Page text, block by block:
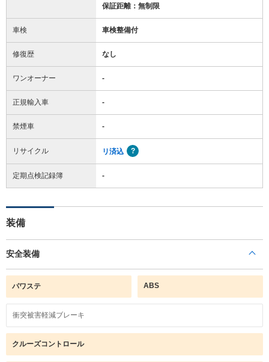
保証距離：無制限
車検 車検整備付
修復歴 なし
ワンオーナー -
正規輸入車 -
禁煙車 -
リサイクル リ済込
定期点検記録簿 -
装備
安全装備
パワステ ABS
衝突被害軽減ブレーキ
クルーズコントロール